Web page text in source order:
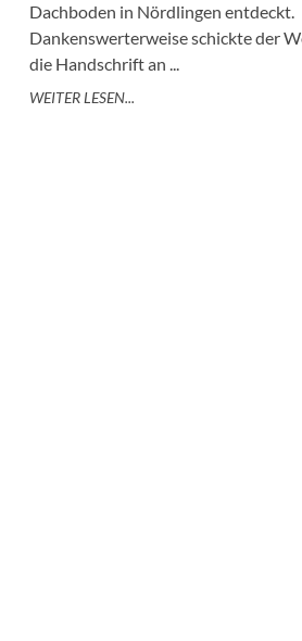
Dachboden in Nördlingen entdeckt.
Dankenswerterweise schickte der
die Handschrift an ...
WEITER LESEN...